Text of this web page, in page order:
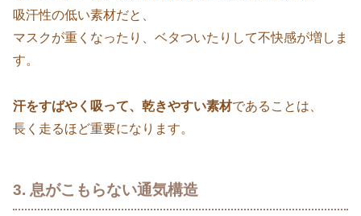
吸汗性の低い素材だと、
マスクが重くなったり、ベタついたりして不快感が増しま
す。
汗をすばやく吸って、乾きやすい素材であることは、
長く走るほど重要になります。
3. 息がこもらない通気構造